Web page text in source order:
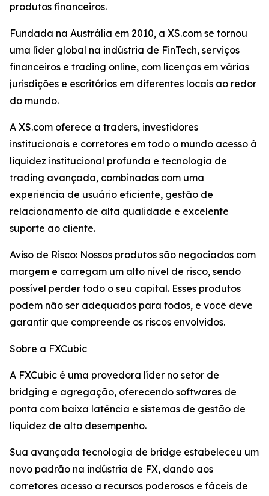
produtos financeiros.
Fundada na Austrália em 2010, a XS.com se tornou
uma líder global na indústria de FinTech, serviços
financeiros e trading online, com licenças em várias
jurisdições e escritórios em diferentes locais ao redor
do mundo.
A XS.com oferece a traders, investidores
institucionais e corretores em todo o mundo acesso à
liquidez institucional profunda e tecnologia de
trading avançada, combinadas com uma
experiência de usuário eficiente, gestão de
relacionamento de alta qualidade e excelente
suporte ao cliente.
Aviso de Risco: Nossos produtos são negociados com
margem e carregam um alto nível de risco, sendo
possível perder todo o seu capital. Esses produtos
podem não ser adequados para todos, e você deve
garantir que compreende os riscos envolvidos.
Sobre a FXCubic
A FXCubic é uma provedora líder no setor de
bridging e agregação, oferecendo softwares de
ponta com baixa latência e sistemas de gestão de
liquidez de alto desempenho.
Sua avançada tecnologia de bridge estabeleceu um
novo padrão na indústria de FX, dando aos
corretores acesso a recursos poderosos e fáceis de